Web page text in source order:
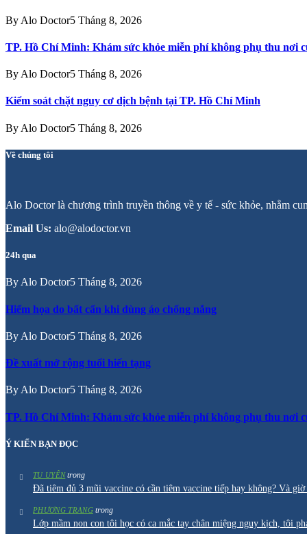
By Alo Doctor5 Tháng 8, 2026
TP. Hồ Chí Minh: Khám sức khỏe miễn phí không phụ thu nơi
By Alo Doctor5 Tháng 8, 2026
Kiểm soát chặt nguy cơ dịch bệnh tại TP. Hồ Chí Minh
By Alo Doctor5 Tháng 8, 2026
Về chúng tôi
Alo Doctor là chương trình truyền thông về y tế - sức khỏe, nhằm
Email Us: alo@alodoctor.vn
24h qua
By Alo Doctor5 Tháng 8, 2026
Hiểm họa do bất cẩn khi dùng áo chống nắng
By Alo Doctor5 Tháng 8, 2026
Đề xuất mở rộng tuổi hiến tạng
By Alo Doctor5 Tháng 8, 2026
TP. Hồ Chí Minh: Khám sức khỏe miễn phí không phụ thu nơi
Ý KIẾN BẠN ĐỌC
TU UYÊNtrong
Đã tiêm đủ 3 mũi vaccine có cần tiêm vaccine tiếp hay không? Và
PHƯƠNG TRANGtrong
Lớp mầm non con tôi học có ca mắc tay chân miệng nguy kịch, tôi